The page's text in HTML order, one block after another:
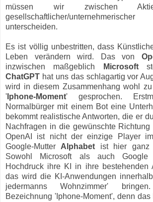
müssen wir zwischen
gesellschaftlicher/
unterscheiden.
Es ist völlig unbestritten, dass
Leben verändern wird. Das von
inzwischen maßgeblich
Microsoft
ChatGPT hat uns das schlagartig vor
wird in diesem Zusammenhang wohl
' Iphone-Moment' gesprochen.
Normalbürger mit einem Bot eine
bekommt realistische Antworten, die er
Nachfragen in die gewünschte
OpenAI ist nicht der einzige Player
Google-Mutter Alphabet ist hier ganz
Sowohl Microsoft als auch
Hochdruck ihre KI in ihre bestehenden
das wird die KI-Anwendungen
jedermanns Wohnzimmer'
Bezeichnung 'Iphone-Moment', denn